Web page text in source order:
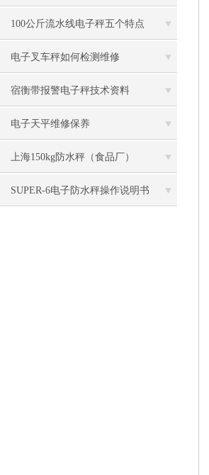
100公斤流水线电子秤五个特点
电子叉车秤如何检测维修
宿衡带报警电子秤技术资料
电子天平维修保养
上海150kg防水秤（食品厂）
SUPER-6电子防水秤操作说明书